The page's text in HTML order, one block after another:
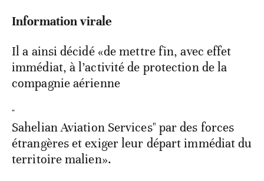
Information virale
Il a ainsi décidé «de mettre fin, avec effet
immédiat, à l’activité de protection de la
compagnie aérienne
"
Sahelian Aviation Services" par des forces
étrangères et exiger leur départ immédiat du
territoire malien».